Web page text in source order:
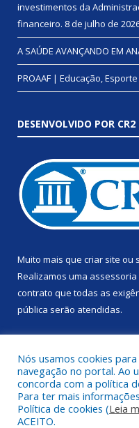
investimentos da
financeiro. 8 de julho de
A SAÚDE AVANÇANDO EM
PROAAF | Educação,
DESENVOLVIDO POR CR2
Muito mais que criar site ou
Realizamos uma assessoria
contrato que todas as
pública serão atendidas.
Todos os direitos
Nós usamos cookies
navegação no portal. Ao
concorda com a política
Para ter mais
Política de cookies (Leia
ACEITO.